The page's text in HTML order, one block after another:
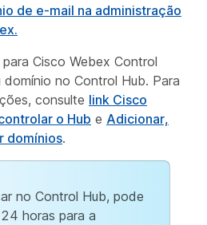
de e-mail na administração
Cisco Webex Control
domínio no Control Hub. Para
consulte link Cisco
o Hub e Adicionar,
domínios.
no Control Hub, pode
horas para a